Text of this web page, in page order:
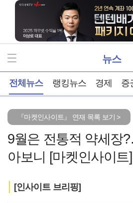
뉴스
전체뉴스 랭킹뉴스 경제 증
『마켓인사이트』 연재 목록 보기 >
9월은 전통적 약세장
아보니 [마켓인사이트]
[인사이트 브리핑]